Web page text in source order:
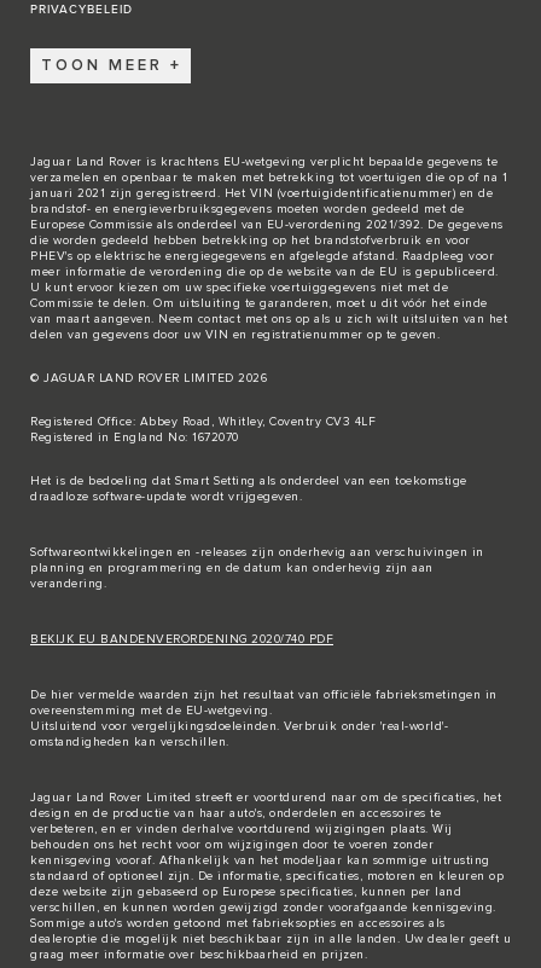
PRIVACYBELEID
TOON MEER
Jaguar Land Rover is krachtens EU-wetgeving verplicht bepaalde gegevens te
verzamelen en openbaar te maken met betrekking tot voertuigen die op of na 1
januari 2021 zijn geregistreerd. Het VIN (voertuigidentificatienummer) en de
brandstof- en energieverbruiksgegevens moeten worden gedeeld met de
Europese Commissie als onderdeel van EU-verordening 2021/392. De gegevens
die worden gedeeld hebben betrekking op het brandstofverbruik en voor
PHEV's op elektrische energiegegevens en afgelegde afstand. Raadpleeg voor
meer informatie de verordening die op de website van de EU is gepubliceerd.
U kunt ervoor kiezen om uw specifieke voertuiggegevens niet met de
Commissie te delen. Om uitsluiting te garanderen, moet u dit vóór het einde
van maart aangeven. Neem contact met ons op als u zich wilt uitsluiten van het
delen van gegevens door uw VIN en registratienummer op te geven.
© JAGUAR LAND ROVER LIMITED 2026
Registered Office: Abbey Road, Whitley, Coventry CV3 4LF
Registered in England No: 1672070
Het is de bedoeling dat Smart Setting als onderdeel van een toekomstige
draadloze software-update wordt vrijgegeven.
Softwareontwikkelingen en -releases zijn onderhevig aan verschuivingen in
planning en programmering en de datum kan onderhevig zijn aan
verandering.
BEKIJK EU BANDENVERORDENING 2020/740 PDF
De hier vermelde waarden zijn het resultaat van officiële fabrieksmetingen in
overeenstemming met de EU-wetgeving.
Uitsluitend voor vergelijkingsdoeleinden. Verbruik onder 'real-world'-
omstandigheden kan verschillen.
Jaguar Land Rover Limited streeft er voortdurend naar om de specificaties, het
design en de productie van haar auto's, onderdelen en accessoires te
verbeteren, en er vinden derhalve voortdurend wijzigingen plaats. Wij
behouden ons het recht voor om wijzigingen door te voeren zonder
kennisgeving vooraf. Afhankelijk van het modeljaar kan sommige uitrusting
standaard of optioneel zijn. De informatie, specificaties, motoren en kleuren op
deze website zijn gebaseerd op Europese specificaties, kunnen per land
verschillen, en kunnen worden gewijzigd zonder voorafgaande kennisgeving.
Sommige auto's worden getoond met fabrieksopties en accessoires als
dealeroptie die mogelijk niet beschikbaar zijn in alle landen. Uw dealer geeft u
graag meer informatie over beschikbaarheid en prijzen.